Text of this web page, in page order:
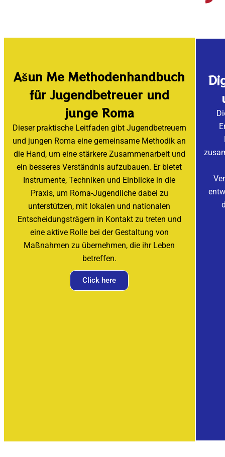
Ašun Me Methodenhandbuch
für Jugendbetreuer und
junge Roma
Dieser praktische Leitfaden gibt Jugendbetreuern
und jungen Roma eine gemeinsame Methodik an
die Hand, um eine stärkere Zusammenarbeit und
ein besseres Verständnis aufzubauen. Er bietet
Instrumente, Techniken und Einblicke in die
Praxis, um Roma-Jugendliche dabei zu
unterstützen, mit lokalen und nationalen
Entscheidungsträgern in Kontakt zu treten und
eine aktive Rolle bei der Gestaltung von
Maßnahmen zu übernehmen, die ihr Leben
betreffen.
Click here